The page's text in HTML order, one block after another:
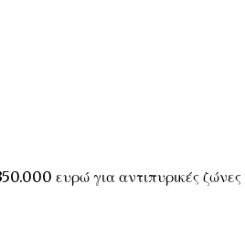
ευρώ για αντιπυρικές ζώνες